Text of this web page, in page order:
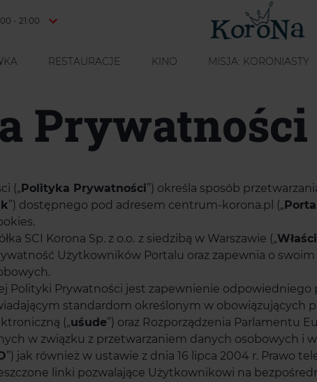
- 21:00
RESTAURACJE KINO MISJA: KORONIASTY
Prywatności
(„Polityka Prywatności”) określa sposób
”) dostępnego pod adresem centrum-korona.pl („
SCI Korona Sp. z o.o. z siedzibą w Warszawie („
Użytkowników Portalu oraz zapewnia o
Polityki Prywatności jest zapewnienie
standardom określonym w obowiązujących
(„uśude”) oraz Rozporządzenia Parlamentu
w związku z przetwarzaniem danych osobowych i
”) jak również w ustawie z dnia 16 lipca 2004 r. Prawo
linki pozwalające Użytkownikowi na